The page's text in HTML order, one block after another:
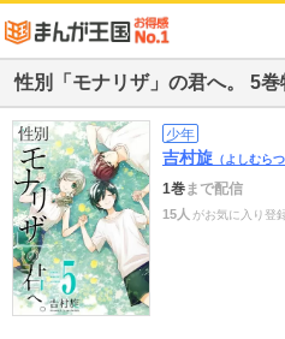
性別「モナリザ」の君へ。 5
少年
吉村旋 （よしむら
1巻まで配信
15人 がお気に入り登